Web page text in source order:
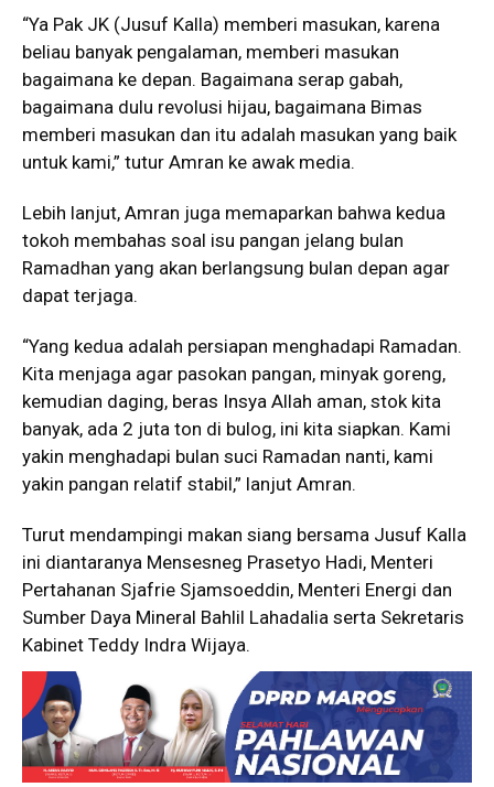
“Ya Pak JK (Jusuf Kalla) memberi masukan, karena
beliau banyak pengalaman, memberi masukan
bagaimana ke depan. Bagaimana serap gabah,
bagaimana dulu revolusi hijau, bagaimana Bimas
memberi masukan dan itu adalah masukan yang baik
untuk kami,” tutur Amran ke awak media.
Lebih lanjut, Amran juga memaparkan bahwa kedua
tokoh membahas soal isu pangan jelang bulan
Ramadhan yang akan berlangsung bulan depan agar
dapat terjaga.
“Yang kedua adalah persiapan menghadapi Ramadan.
Kita menjaga agar pasokan pangan, minyak goreng,
kemudian daging, beras Insya Allah aman, stok kita
banyak, ada 2 juta ton di bulog, ini kita siapkan. Kami
yakin menghadapi bulan suci Ramadan nanti, kami
yakin pangan relatif stabil,” lanjut Amran.
Turut mendampingi makan siang bersama Jusuf Kalla
ini diantaranya Mensesneg Prasetyo Hadi, Menteri
Pertahanan Sjafrie Sjamsoeddin, Menteri Energi dan
Sumber Daya Mineral Bahlil Lahadalia serta Sekretaris
Kabinet Teddy Indra Wijaya.